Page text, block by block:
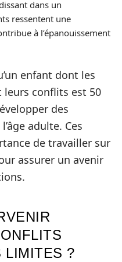
dans un
ressentent une
à l’épanouissement
enfant dont les
leurs conflits est 50
des
adulte. Ces
de travailler sur
assurer un avenir
LIMITES ?